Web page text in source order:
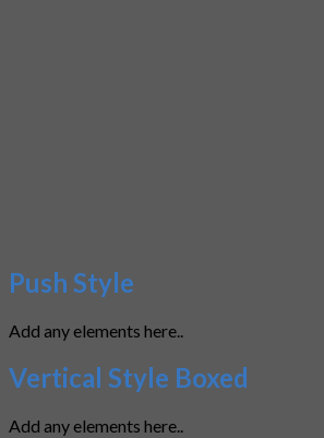
Push Style
Add any elements here..
Vertical Style Boxed
Add any elements here..